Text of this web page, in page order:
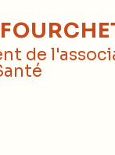
de